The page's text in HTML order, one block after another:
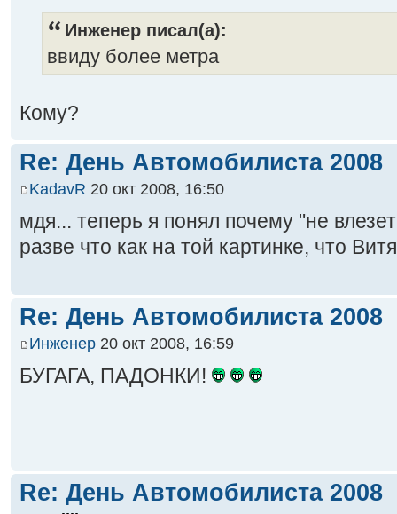
Инженер писал(а):
ввиду более метра
Кому?
Re: День Автомобилиста 2008
KadavR 20 окт 2008, 16:50
мдя... теперь я понял почему "не
разве что как на той картинке, что
Re: День Автомобилиста 2008
Инженер 20 окт 2008, 16:59
БУГАГА, ПАДОНКИ!
Re: День Автомобилиста 2008